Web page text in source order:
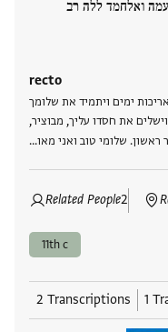
ואלחמד ללה רב
recto
אריכות ימים ויתמיד את שלומך
את חסדו עליך, מבוציר,
ראשון. שלומי טוב ואני מאו…
Related People2
11th c
2 Transcriptions 1